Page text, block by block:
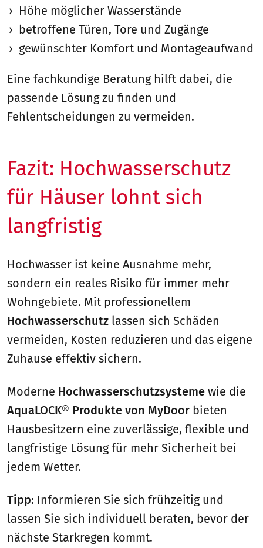
Höhe möglicher Wasserstände
betroffene Türen, Tore und Zugänge
gewünschter Komfort und Montageaufwand
Eine fachkundige Beratung hilft dabei, die
passende Lösung zu finden und
Fehlentscheidungen zu vermeiden.
Fazit: Hochwasserschutz
für Häuser lohnt sich
langfristig
Hochwasser ist keine Ausnahme mehr,
sondern ein reales Risiko für immer mehr
Wohngebiete. Mit professionellem
Hochwasserschutz lassen sich Schäden
vermeiden, Kosten reduzieren und das eigene
Zuhause effektiv sichern.
Moderne Hochwasserschutzsysteme wie die
AquaLOCK® Produkte von MyDoor bieten
Hausbesitzern eine zuverlässige, flexible und
langfristige Lösung für mehr Sicherheit bei
jedem Wetter.
Tipp: Informieren Sie sich frühzeitig und
lassen Sie sich individuell beraten, bevor der
nächste Starkregen kommt.